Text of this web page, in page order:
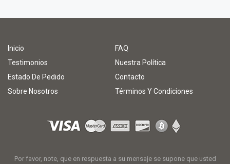
Inicio
FAQ
Testimonios
Nuestra Política
Estado De Pedido
Contacto
Sobre Nosotros
Términos Y Condiciones
Por favor, note, que en respuesta a su mensaje se supone que usted